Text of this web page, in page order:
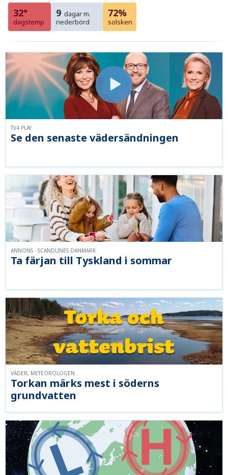
32°
dagstemp
9 dagar m.
nederbörd
72%
solsken
Se den senaste vädersändningen
TV4 PLAY
Ta färjan till Tyskland i sommar
ANNONS - SCANDLINES DANMARK
Torkan märks mest i söderns
grundvatten
VÄDER, METEOROLOGEN